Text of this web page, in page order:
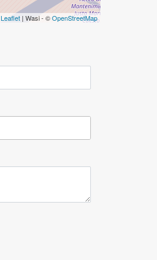
Leaflet | Wasi - ©OpenStreetMap